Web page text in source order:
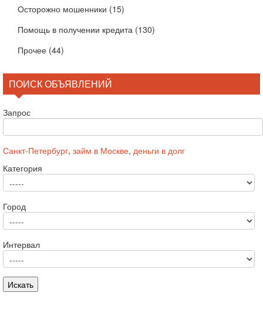
Осторожно мошенники (15)
Помощь в получении кредита (130)
Прочее (44)
ПОИСК ОБЪЯВЛЕНИЙ
Запрос
Санкт-Петербург, займ в Москве, деньги в долг
Категория
Город
Интервал